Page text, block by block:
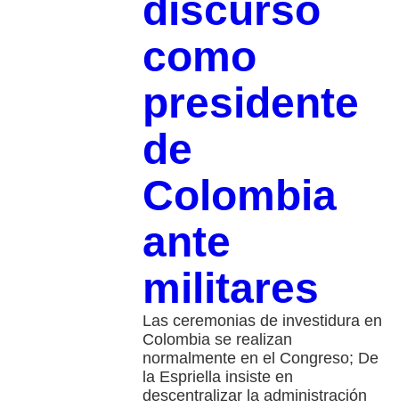
discurso
como
presidente
de
Colombia
ante
militares
Las ceremonias de investidura en
Colombia se realizan
normalmente en el Congreso; De
la Espriella insiste en
descentralizar la administración